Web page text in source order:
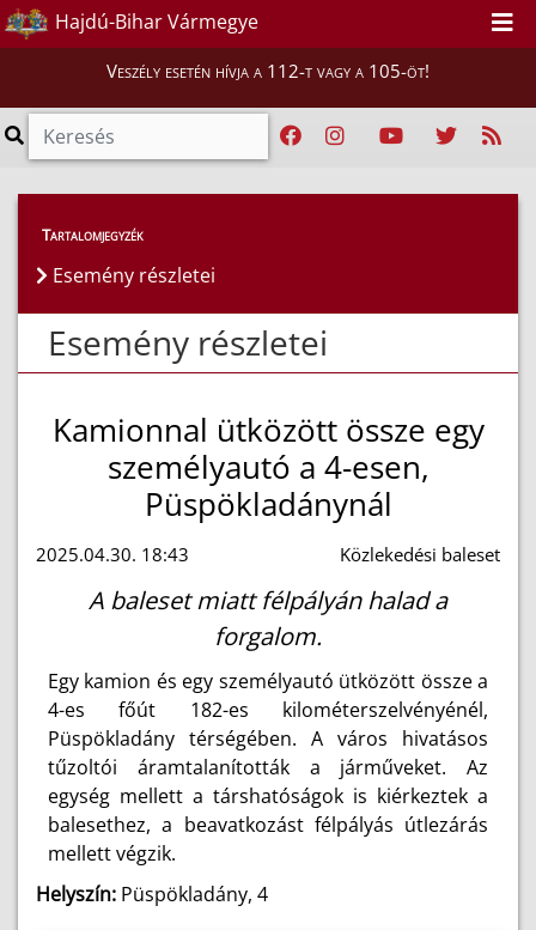
Hajdú-Bihar Vármegye
Veszély esetén hívja a 112-t vagy a 105-öt!
Esemény részletei
Tartalomjegyzék
Esemény részletei
Esemény részletei
Kamionnal ütközött össze egy
személyautó a 4-esen,
Püspökladánynál
2025.04.30. 18:43 Közlekedési baleset
A baleset miatt félpályán halad a
forgalom.
Egy kamion és egy személyautó ütközött össze a
4-es főút 182-es kilométerszelvényénél,
Püspökladány térségében. A város hivatásos
tűzoltói áramtalanították a járműveket. Az
egység mellett a társhatóságok is kiérkeztek a
balesethez, a beavatkozást félpályás útlezárás
mellett végzik.
Helyszín: Püspökladány, 4